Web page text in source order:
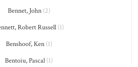
Bennet, John(2)
Robert Russell(1)
Benshoof, Ken(1)
Bentoiu, Pascal (1)